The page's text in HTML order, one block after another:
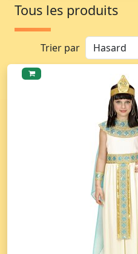
Tous les produits
Trier par